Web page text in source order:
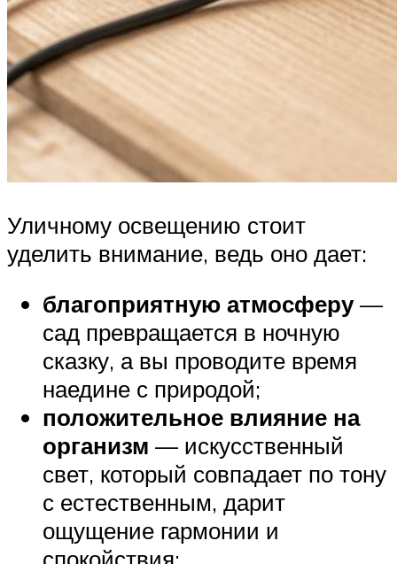
Уличному освещению стоит
уделить внимание, ведь оно дает:
благоприятную атмосферу—
сад превращается в ночную
сказку, а вы проводите время
наедине с природой;
положительное влияние на
организм — искусственный
свет, который совпадает по тону
с естественным, дарит
ощущение гармонии и